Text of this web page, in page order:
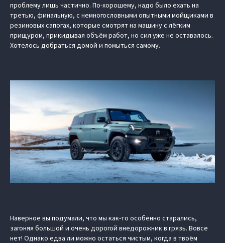
проблему лишь частично. По-хорошему, надо было ехать на
третью, финальную, с немногословными опытными мойщиками в
резиновых сапогах, которые смотрят на машину с лёгким
прищуром, прикидывая объём работ, но сил уже не оставалось.
Хотелось добраться домой и помыться самому.
Наверное вы подумали, что мы как-то особенно старались,
загоняя большой и очень дорогой внедорожник в грязь. Вовсе
нет! Однако едва ли можно остаться чистым, когда в твоём